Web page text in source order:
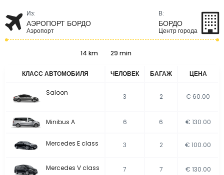
Из:
АЭРОПОРТ БОРДО
Аэропорт
В:
БОРДО
Центр города
14 km 29 min
КЛАСС АВТОМОБИЛЯ ЧЕЛОВЕК БАГАЖ ЦЕНА
Saloon 3 2 € 60.00
Minibus A 6 6 € 130.00
Mercedes E class 3 2 € 100.00
Mercedes V class 7 7 € 130.00